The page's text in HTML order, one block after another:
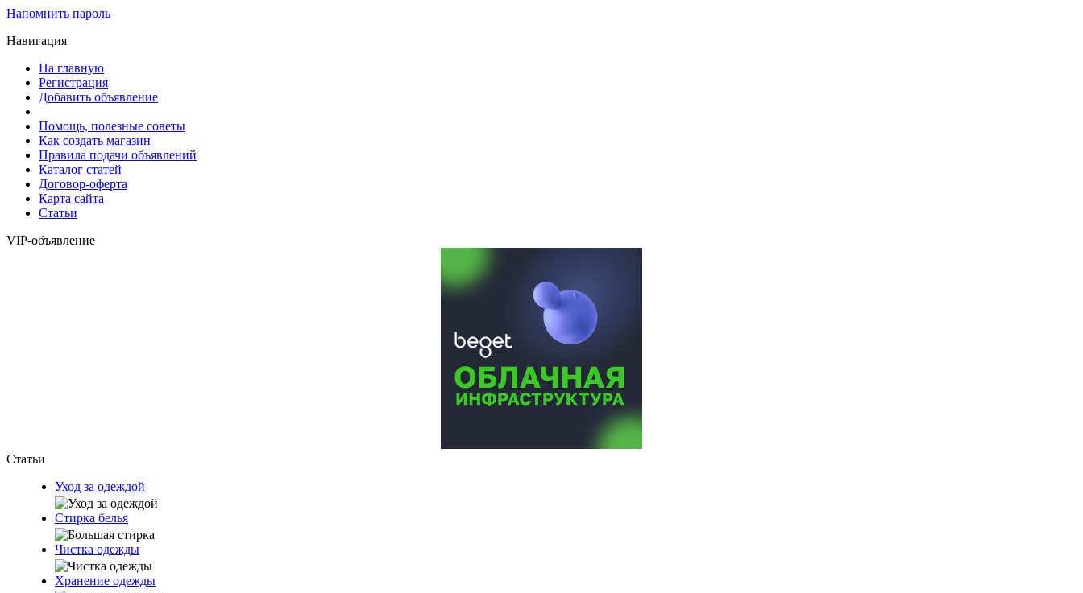
Напомнить пароль
Навигация
На главную
Регистрация
Добавить объявление
Помощь, полезные советы
Как создать магазин
Правила подачи объявлений
Каталог статей
Договор-оферта
Карта сайта
Статьи
VIP-объявление
Статьи
Уход за одеждой
Стирка белья
Чистка одежды
Хранение одежды